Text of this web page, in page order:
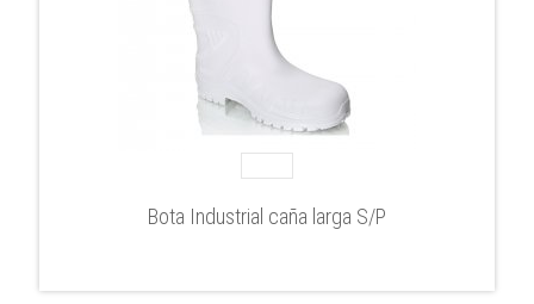
Bota Industrial caña larga S/P